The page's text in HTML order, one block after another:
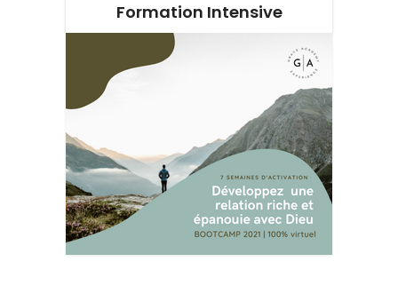
Formation Intensive